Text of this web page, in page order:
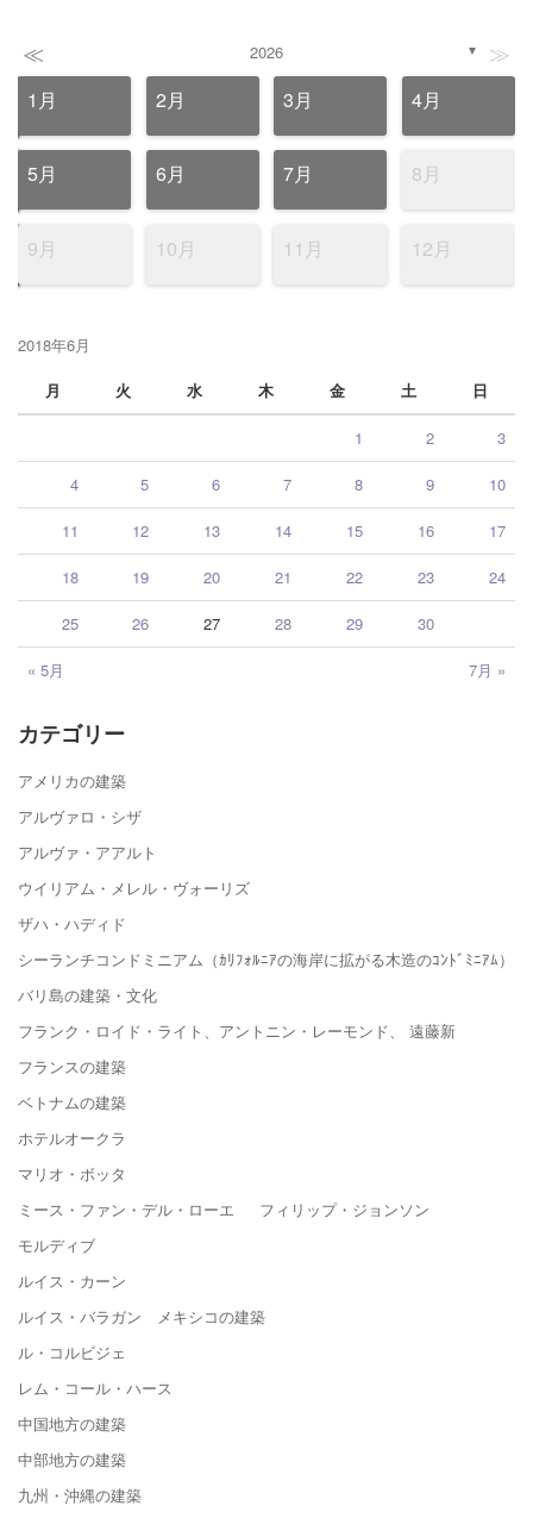
≪ 2026 ▼ ≫
1月 2月 3月 4月
5月 6月 7月 8月
9月 10月 11月 12月
2018年6月
月
火 水 木 金 土 日
« 5月 7月 »
1 2 3
4 5 6 7 8 9 10
11 12 13 14 15 16 17
18 19 20 21 22 23 24
25 26 27 28 29 30
カテゴリー
アメリカの建築
アルヴァロ・シザ
アルヴァ・アアルト
ウイリアム・メレル・ヴォーリズ
ザハ・ハディド
シーランチコンドミニアム（ｶﾘﾌｫﾙﾆｱの海岸に拡がる木造のｺﾝﾄﾞﾐﾆｱﾑ）
バリ島の建築・文化
フランク・ロイド・ライト、アントニン・レーモンド、 遠藤新
フランスの建築
ベトナムの建築
ホテルオークラ
マリオ・ボッタ
ミース・ファン・デル・ローエ フィリップ・ジョンソン
モルディブ
ルイス・カーン
ルイス・バラガン メキシコの建築
ル・コルビジェ
レム・コール・ハース
中国地方の建築
中部地方の建築
九州・沖縄の建築